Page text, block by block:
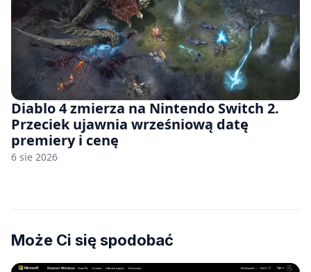
Diablo 4 zmierza na Nintendo Switch 2.
Przeciek ujawnia wrześniową datę
premiery i cenę
6 sie 2026
Może Ci się spodobać